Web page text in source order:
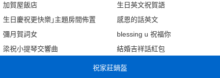
加賀屋飯店
生日慶祝更快樂｣主題房間佈置
彌月賀詞女
梁祝小提琴交響曲
生日英文祝賀語
感恩的話英文
blessing u 祝福你
結婚吉祥話紅包
祝家莊鍋盔